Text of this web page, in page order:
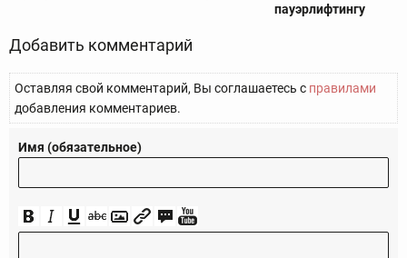
пауэрлифтингу
Добавить комментарий
Оставляя свой комментарий, Вы соглашаетесь с правилами
добавления комментариев.
Имя (обязательное)